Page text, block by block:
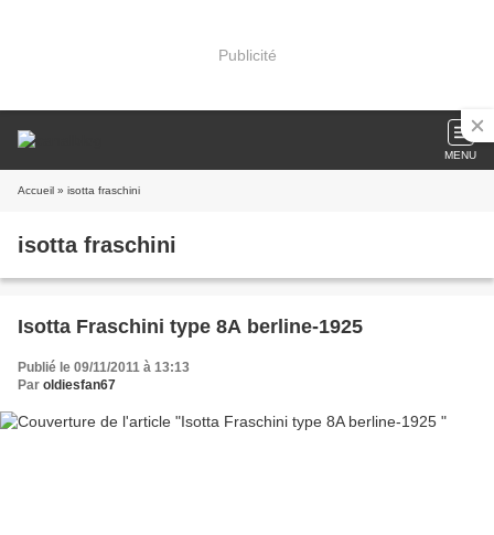
Publicité
MENU
Accueil » isotta fraschini
isotta fraschini
Isotta Fraschini type 8A berline-1925
Publié le 09/11/2011 à 13:13
Par oldiesfan67